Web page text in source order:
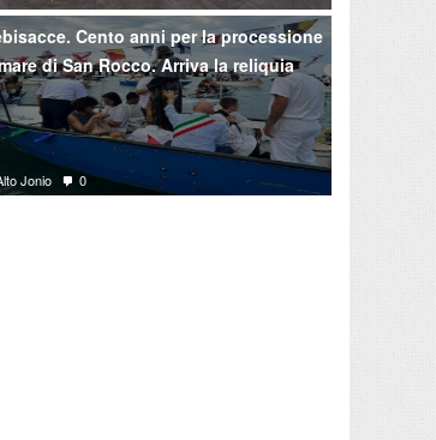
Cento anni per la processione
di San Rocco. Arriva la reliquia
Jonio 0